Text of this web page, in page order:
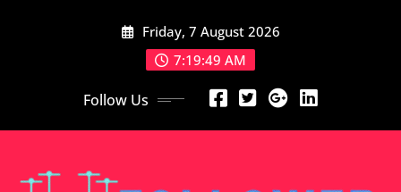
Friday, 7 August 2026
7:19:50 AM
Follow Us